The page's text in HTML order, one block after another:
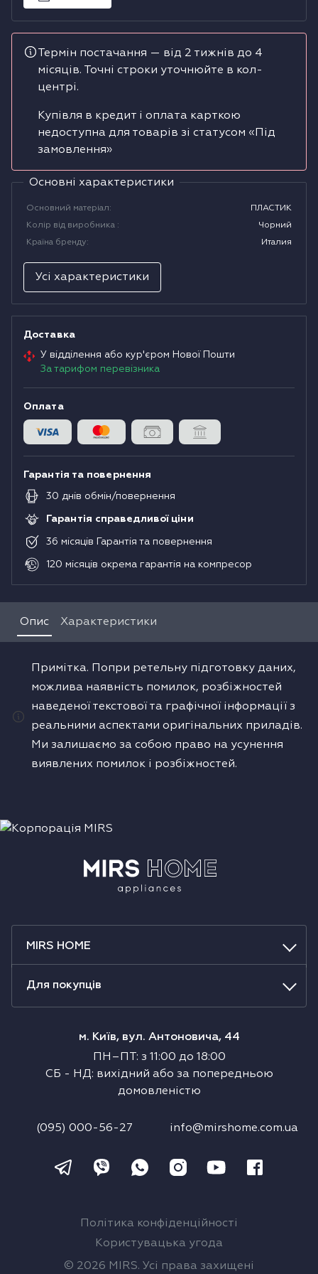
Сушильні машини
Термін постачання — від 2 тижнів до 4
місяців. Точні строки уточнюйте в кол-
центрі.
Купівля в кредит і оплата карткою
недоступна для товарів зі статусом «Під
замовлення»
Основні характеристики
Основний матеріал:
ПЛАСТИК
Колір від виробника :
Чорний
Країна бренду: Италия
Усі характеристики
Доставка
У відділення або кур'єром Нової Пошти
За тарифом перевізника
Оплата
Гарантія та повернення
30 днів обмін/повернення
Гарантія справедливої ціни
36 місяців Гарантія та повернення
120 місяців окрема гарантія на компресор
Опис Характеристики
Примітка. Попри ретельну підготовку даних,
можлива наявність помилок, розбіжностей
наведеної текстової та графічної інформації з
реальними аспектами оригінальних приладів.
Ми залишаємо за собою право на усунення
виявлених помилок і розбіжностей.
MIRS HOME
Для покупців
м. Київ, вул. Антоновича, 44
ПН–ПТ : з 11:00 до 18:00
СБ - НД: вихідний або за попередньою
домовленістю
info@mirshome.com.ua
(095) 000-56-27
Політика конфіденційності
Користувацька угода
© 2026 MIRS. Усі права захищені